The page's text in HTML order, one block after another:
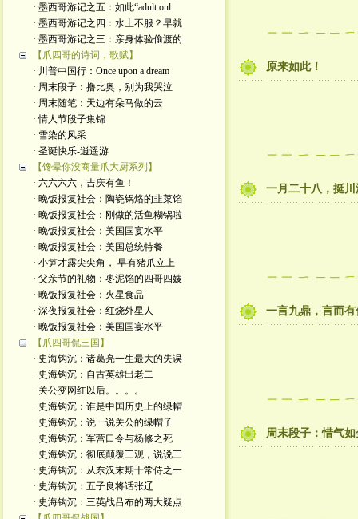
· 墨西哥游记之五：如此“adult onl
· 墨西哥游记之四：水土不服？早就
· 墨西哥游记之三：亲身体验偷渡的
【爪四哥的诗词，歌赋】
· 川普中国行：Once upon a dream
· 周末段子：撸比奥，别为我哭泣
· 周末随笔：天边有朵马做的云
· 情人节段子集锦
· 雪染的风采
· 圣诞快乐-逍遥游
【馋晕你没商量爪大厨系列】
· 六六六六，吉庆有鱼！
· 晚饭报复社会：陶瓷锅烙的韭菜馅
· 晚饭报复社会：刚做的活鱼糊锅啦
· 晚饭报复社会：美国国宴水平
· 晚饭报复社会：美国总统特餐
· 小笋才露尖尖角， 早有猪爪立上
· 父亲节的礼物：枣泥馅的四哥四嫂
· 晚饭报复社会：火星食品
· 深夜报复社会：红烧外星人
· 晚饭报复社会：美国国宴水平
【爪四哥侃三国】
· 史海钩沉：诸葛亮一生最大的失误
· 史海钩沉：自古英雄出老二
· 关公变网红以后。。。。
· 史海钩沉：谁是中国历史上的绿帽
· 史海钩沉：说一说关公的绿帽子
· 史海钩沉：军营口令与杨修之死
· 史海钩沉：彻底颠覆三观，说说三
· 史海钩沉：从东汉末期十常侍之一
· 史海钩沉：五子良将话张辽
· 史海钩沉：三英战吕布的两大疑点
原来如此！
一月二十八，挺
一言九鼎，言而有
周末段子：惜气如